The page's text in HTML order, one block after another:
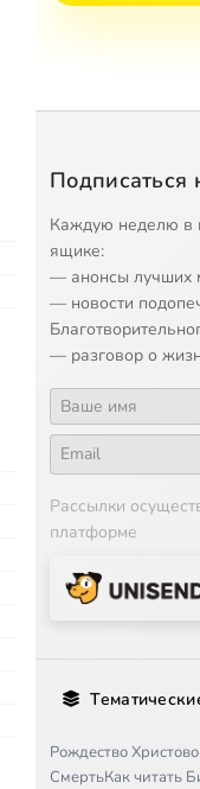
Подписаться
Каждую неделю в
ящике:
— анонсы лучших
— новости
— разговор о
Рассылки
платформе
Рождество Христово
СмертьКак читать